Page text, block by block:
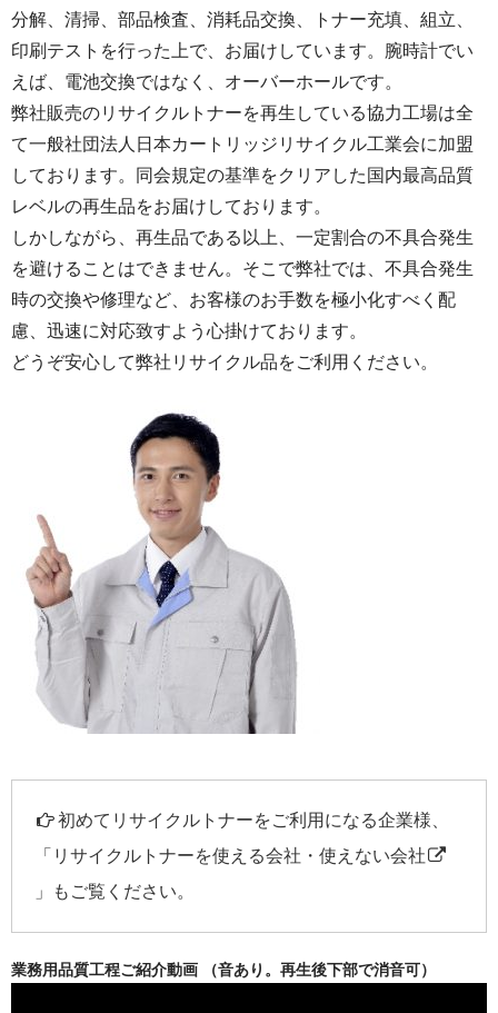
分解、清掃、部品検査、消耗品交換、トナー充填、組立、
印刷テストを行った上で、お届けしています。腕時計でい
えば、電池交換ではなく、オーバーホールです。
弊社販売のリサイクルトナーを再生している協力工場は全
て一般社団法人日本カートリッジリサイクル工業会に加盟
しております。同会規定の基準をクリアした国内最高品質
レベルの再生品をお届けしております。
しかしながら、再生品である以上、一定割合の不具合発生
を避けることはできません。そこで弊社では、不具合発生
時の交換や修理など、お客様のお手数を極小化すべく配
慮、迅速に対応致すよう心掛けております。
どうぞ安心して弊社リサイクル品をご利用ください。
初めてリサイクルトナーをご利用になる企業様、
「 リサイクルトナーを使える会社・使えない会社
」もご覧ください。
業務用品質工程ご紹介動画 （音あり。再生後下部で消音可）